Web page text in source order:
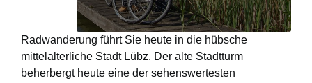
Radwanderung führt Sie heute in die hübsche
mittelalterliche Stadt Lübz. Der alte Stadtturm
beherbergt heute eine der sehenswertesten